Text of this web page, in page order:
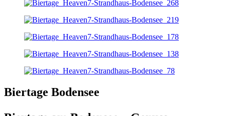
Biertage Bodensee